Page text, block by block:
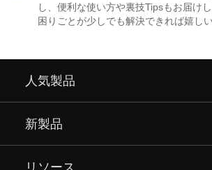
し、便利な使い方や裏技Tipsもお届け
困りごとが少しでも解決できれば嬉しい
人気製品
新製品